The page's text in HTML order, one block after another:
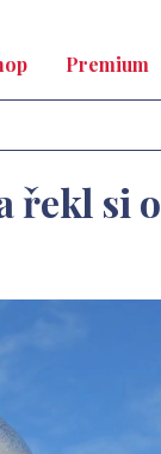
Premium
řekl si o